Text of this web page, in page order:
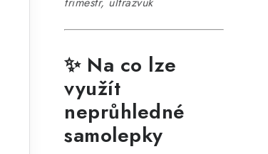
✨ Na co lze
využít
neprůhledné
samolepky